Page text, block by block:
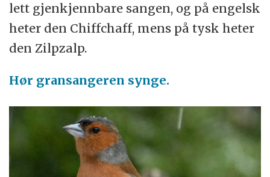
lett gjenkjennbare sangen, og på engelsk
heter den Chiffchaff, mens på tysk heter
den Zilpzalp.
Hør gransangeren synge.